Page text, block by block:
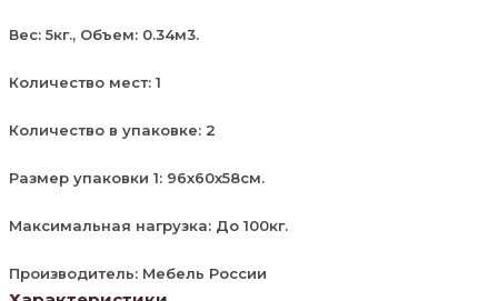
Вес: 5кг., Объем: 0.34м3.
Количество мест: 1
Количество в упаковке: 2
Размер упаковки 1: 96х60х58см.
Максимальная нагрузка: До 100кг.
Производитель: Мебель России